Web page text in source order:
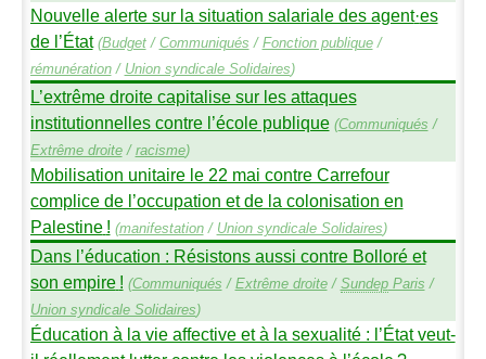
Nouvelle alerte sur la situation salariale des agent·es
de l’État (Budget/ Communiqués / Fonction publique/
rémunération/ Union syndicale Solidaires)
L’extrême droite capitalise sur les attaques
institutionnelles contre l’école publique (Communiqués /
Extrême droite/ racisme)
Mobilisation unitaire le 22 mai contre Carrefour
complice de l’occupation et de la colonisation en
Palestine ! (manifestation/ Union syndicale Solidaires)
Dans l’éducation : Résistons aussi contre Bolloré et
son empire ! (Communiqués / Extrême droite/ SundepParis /
Union syndicale Solidaires)
Éducation à la vie affective et à la sexualité : l’État veut-